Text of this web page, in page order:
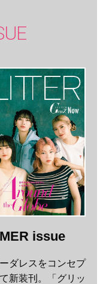
issue
ダレスをコンセプ
新装刊。「グリッ